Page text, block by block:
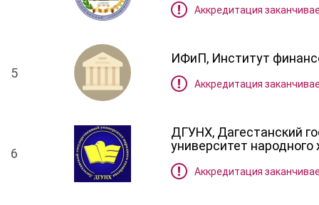
Аккредитация
5
ИФиП, Институт
Аккредитация
6
ДГУНХ, Дагестанский
университет народного
Аккредитация